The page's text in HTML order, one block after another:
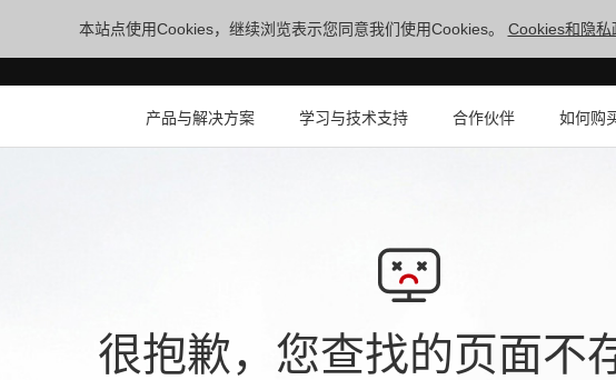
本站点使用Cookies，继续浏览表示您同意我们使用Cookies。 Cookies和隐私
产品与解决方案 学习与技术支持 合作伙伴 如何购
很抱歉，您查找的页面不